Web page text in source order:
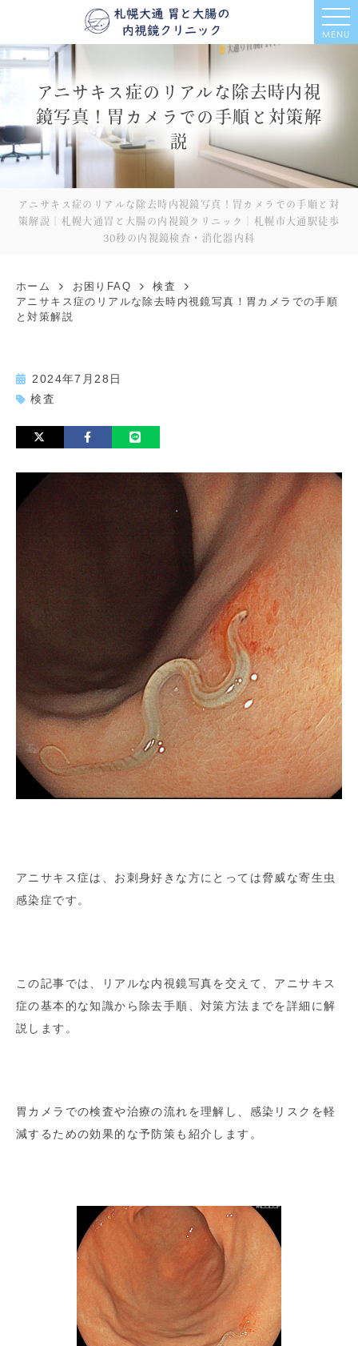
MENU
アニサキス症のリアルな除去時内視
鏡写真！胃カメラでの手順と対策解
説
アニサキス症のリアルな除去時内視鏡写真！胃カメラでの手順と対
策解説｜札幌大通胃と大腸の内視鏡クリニック｜札幌市大通駅徒歩
30秒の内視鏡検査・消化器内科
ホーム お困りFAQ
検査
アニサキス症のリアルな除去時内視鏡写真！胃カメラでの手順
と対策解説
2024年7月28日
検査
アニサキス症は、お刺身好きな方にとっては脅威な寄生虫
感染症です。
この記事では、リアルな内視鏡写真を交えて、アニサキス
症の基本的な知識から除去手順、対策方法までを詳細に解
説します。
胃カメラでの検査や治療の流れを理解し、感染リスクを軽
減するための効果的な予防策も紹介します。